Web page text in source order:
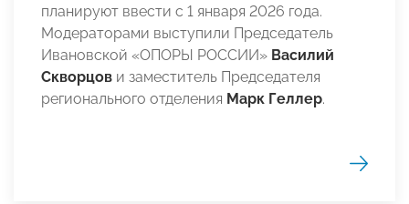
планируют ввести с 1 января 2026 года.
Модераторами выступили Председатель
Ивановской «ОПОРЫ РОССИИ» Василий
Скворцов и заместитель Председателя
регионального отделения Марк Геллер.